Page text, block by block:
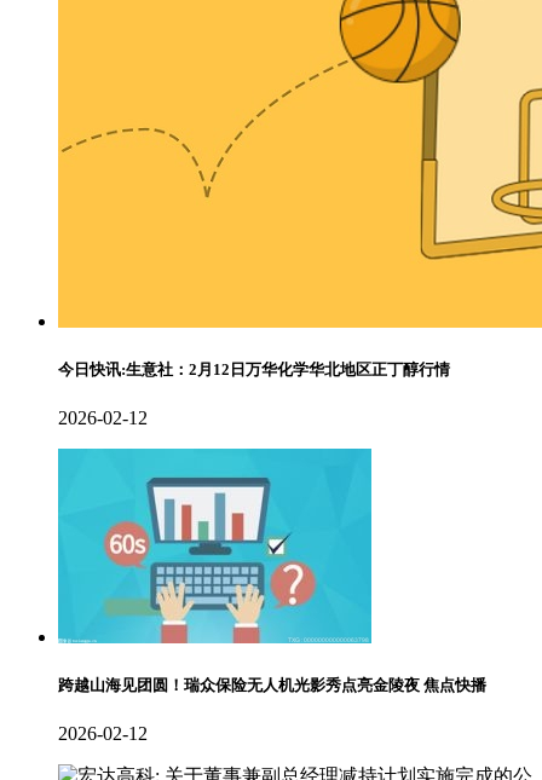
今日快讯:生意社：2月12日万华化学华北地区正丁醇行情
2026-02-12
跨越山海见团圆！瑞众保险无人机光影秀点亮金陵夜 焦点快播
2026-02-12